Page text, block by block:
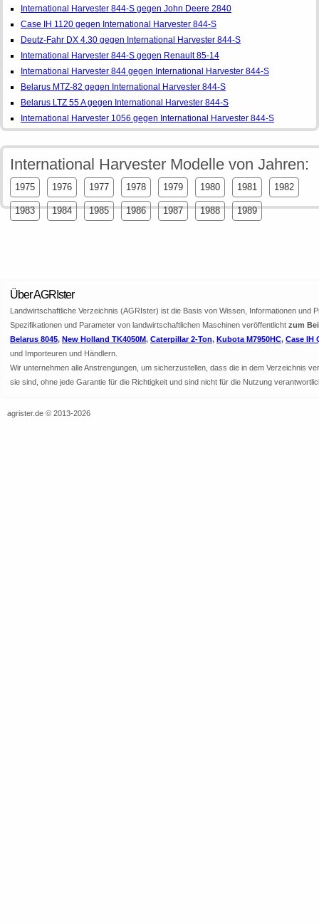
International Harvester 844-S gegen John Deere 2840
Case IH 1120 gegen International Harvester 844-S
Deutz-Fahr DX 4.30 gegen International Harvester 844-S
International Harvester 844-S gegen Renault 85-14
International Harvester 844 gegen International Harvester 844-S
Belarus MTZ-82 gegen International Harvester 844-S
Belarus LTZ 55 A gegen International Harvester 844-S
International Harvester 1056 gegen International Harvester 844-S
International Harvester Modelle von Jahren:
1975 1976 1977 1978 1979 1980 1981 1982
1983 1984 1985 1986 1987 1988 1989
Über AGRIster
Landwirtschaftliche Verzeichnis (AGRIster) ist die Basis von Wissen, Informationen
Spezifikationen und Parameter von landwirtschaftlichen Maschinen veröffentlicht zum
Belarus 8045, New Holland TK4050M, Caterpillar 2-Ton, Kubota M7950HC, Case IH
und Importeuren und Händlern.
Wir unternehmen alle Anstrengungen, um sicherzustellen, dass die in dem Verzeichnis
sie sind, ohne jede Garantie für die Richtigkeit und sind nicht für die Nutzung
agrister.de © 2013-2026